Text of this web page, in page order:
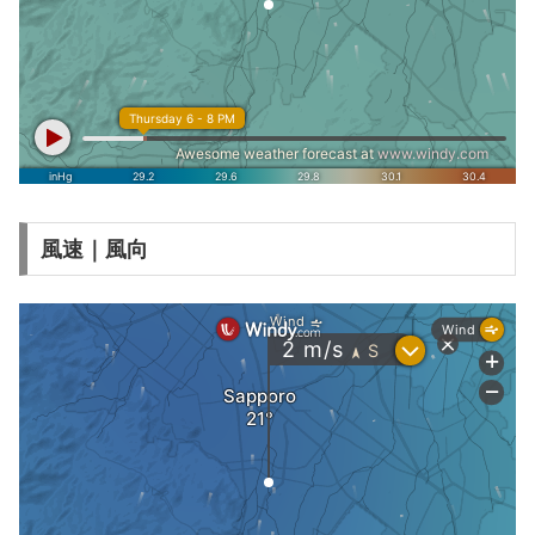
風速｜風向